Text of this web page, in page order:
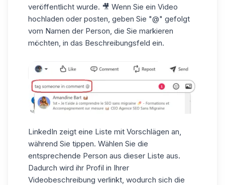
veröffentlicht wurde. 🎥 Wenn Sie ein Video
hochladen oder posten, geben Sie "@" gefolgt
vom Namen der Person, die Sie markieren
möchten, in das Beschreibungsfeld ein.
LinkedIn zeigt eine Liste mit Vorschlägen an,
während Sie tippen. Wählen Sie die
entsprechende Person aus dieser Liste aus.
Dadurch wird ihr Profil in Ihrer
Videobeschreibung verlinkt, wodurch sich die